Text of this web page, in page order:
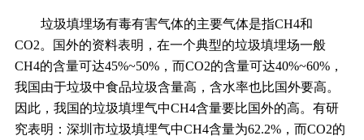
垃圾填埋场有毒有害气体的主要气体是指CH4和
CO2。国外的资料表明，在一个典型的垃圾填埋场一般
CH4的含量可达45%~50%，而CO2的含量可达40%~60%，
我国由于垃圾中食品垃圾含量高，含水率也比国外要高。
因此，我国的垃圾填埋气中CH4含量要比国外的高。有研
究表明：深圳市垃圾填埋气中CH4含量为62.2%，而CO2的